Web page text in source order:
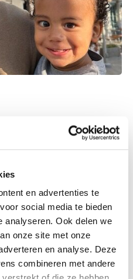
en advertenties te
social media te bieden
analyseren. Ook delen we
onze site met onze
en analyse. Deze
combineren met andere